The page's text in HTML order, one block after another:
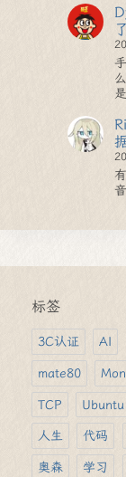
标签
3C认证 AI
mate80
TCP Ubuntu
人生 代码
奥森 学习